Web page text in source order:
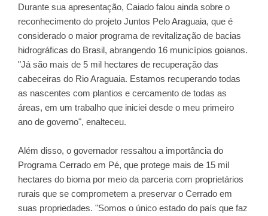
Durante sua apresentação, Caiado falou ainda sobre o
reconhecimento do projeto Juntos Pelo Araguaia, que é
considerado o maior programa de revitalização de bacias
hidrográficas do Brasil, abrangendo 16 municípios goianos.
"Já são mais de 5 mil hectares de recuperação das
cabeceiras do Rio Araguaia. Estamos recuperando todas
as nascentes com plantios e cercamento de todas as
áreas, em um trabalho que iniciei desde o meu primeiro
ano de governo", enalteceu.
Além disso, o governador ressaltou a importância do
Programa Cerrado em Pé, que protege mais de 15 mil
hectares do bioma por meio da parceria com proprietários
rurais que se comprometem a preservar o Cerrado em
suas propriedades. "Somos o único estado do país que faz